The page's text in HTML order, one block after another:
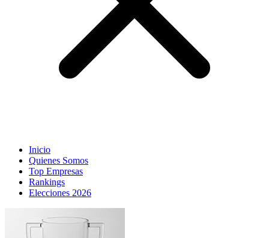
Inicio
Quienes Somos
Top Empresas
Rankings
Elecciones 2026